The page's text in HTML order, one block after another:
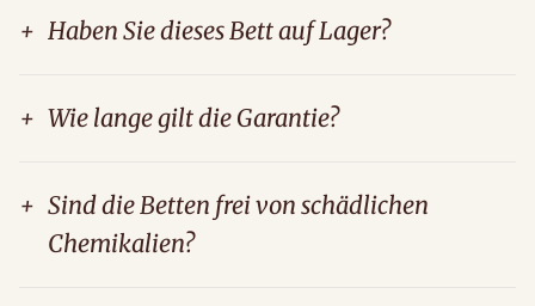
+ Haben Sie dieses Bett auf Lager?
+ Wie lange gilt die Garantie?
+ Sind die Betten frei von schädlichen
Chemikalien?